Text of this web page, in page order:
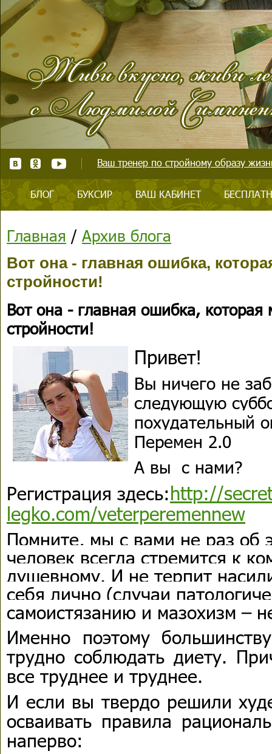
Ваш тренер по стройному образу
БЛОГ БУКСИР ВАШ КАБИНЕТ
Главная / Архив блога
Вот она - главная ошибка,
стройности!
Вот она - главная ошибка,
стройности!
Привет!
Вы ничего не
следующую
похудательный
Перемен 2.0
А вы с нами?
Регистрация здесь:http://
legko.com/veterperemennew
Помните, мы с вами не раз об
человек всегда стремится к
душевному. И не терпит
себя лично (случаи
самоистязанию и мазохизм –
Именно поэтому
трудно соблюдать диету.
все труднее и труднее.
И если вы твердо решили
осваивать правила
наперво: